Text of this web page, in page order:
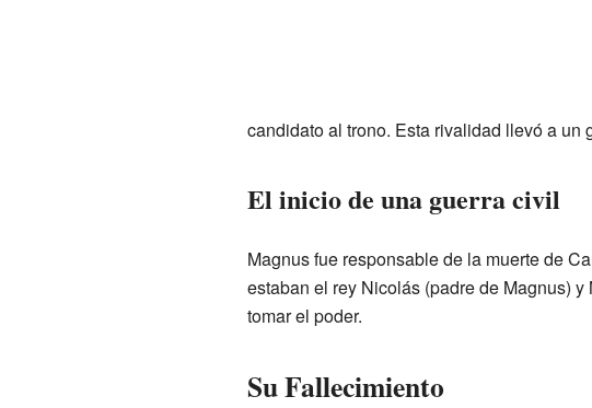
candidato al trono. Esta rivalidad llevó a un
El inicio de una guerra civil
Magnus fue responsable de la muerte de
estaban el rey Nicolás (padre de Magnus)
tomar el poder.
Su Fallecimiento